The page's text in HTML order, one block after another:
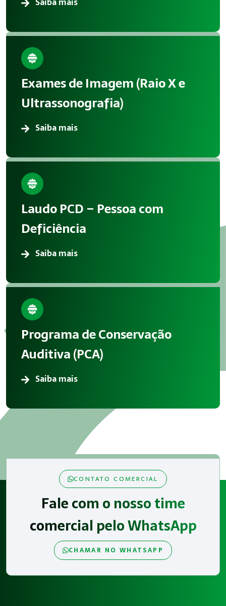
Exames de Imagem (Raio X e
Ultrassonografia)
Saiba mais
Laudo PCD – Pessoa com
Deficiência
Saiba mais
Programa de Conservação
Auditiva (PCA)
Saiba mais
CONTATO COMERCIAL
Fale com o nosso time
comercial pelo WhatsApp
CHAMAR NO WHATSAPP